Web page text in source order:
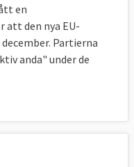
en
att den nya EU-
Partierna
anda" under de